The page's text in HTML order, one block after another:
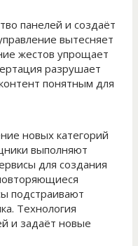
панелей и создаёт
вытесняет
жестов упрощает
разрушает
понятным для
новых категорий
выполняют
для создания
подстраивают
Технология
и задаёт новые